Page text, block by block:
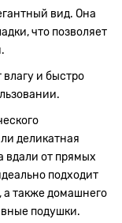
вид. Она
что позволяет
влагу и быстро
деликатная
вдали от прямых
подходит
а также домашнего
подушки.